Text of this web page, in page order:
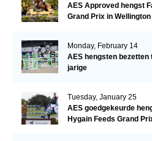
AES Approved hengst
Grand Prix in Wellington
Monday, February 14
AES hengsten
jarige
Tuesday, January 25
AES goedgekeurde
Hygain Feeds Grand